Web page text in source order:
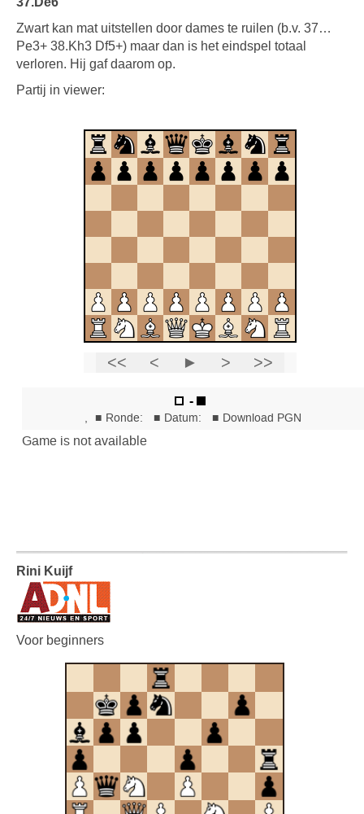
Zwart kan mat uitstellen door dames te ruilen (b.v. 37…
Pe3+ 38.Kh3 Df5+) maar dan is het eindspel totaal
verloren. Hij gaf daarom op.
Partij in viewer:
Rini Kuijf
Voor beginners